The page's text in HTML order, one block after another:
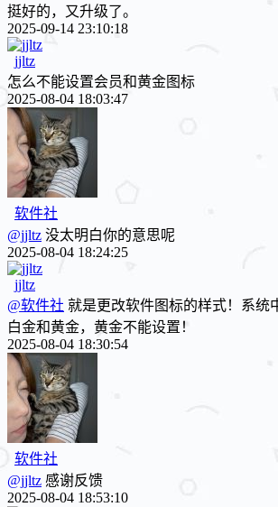
挺好的，又升级了。
2025-09-14 23:10:18
jjltz
怎么不能设置会员和黄金图标
2025-08-04 18:03:47
软件社
@jjltz 没太明白你的意思呢
2025-08-04 18:24:25
jjltz
@软件社 就是更改软件图标的样式！系统
白金和黄金，黄金不能设置！
2025-08-04 18:30:54
软件社
@jjltz 感谢反馈
2025-08-04 18:53:10